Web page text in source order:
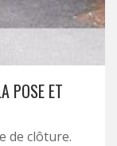
POSE ET
de clôture.